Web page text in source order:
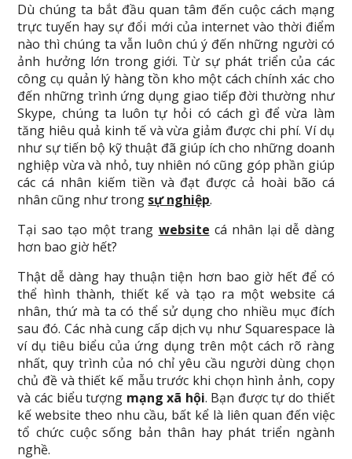
Dù chúng ta bắt đầu quan tâm đến cuộc cách mạng
trực tuyến hay sự đổi mới của internet vào thời điểm
nào thì chúng ta vẫn luôn chú ý đến những người có
ảnh hưởng lớn trong giới. Từ sự phát triển của các
công cụ quản lý hàng tồn kho một cách chính xác cho
đến những trình ứng dụng giao tiếp đời thường như
Skype, chúng ta luôn tự hỏi có cách gì để vừa làm
tăng hiêu quả kinh tế và vừa giảm được chi phí. Ví dụ
như sự tiến bộ kỹ thuật đã giúp ích cho những doanh
nghiệp vừa và nhỏ, tuy nhiên nó cũng góp phần giúp
các cá nhân kiếm tiền và đạt được cả hoài bão cá
nhân cũng như trong sự nghiệp.
Tại sao tạo một trang website cá nhân lại dễ dàng
hơn bao giờ hết?
Thật dễ dàng hay thuận tiện hơn bao giờ hết để có
thể hình thành, thiết kế và tạo ra một website cá
nhân, thứ mà ta có thể sử dụng cho nhiều mục đích
sau đó. Các nhà cung cấp dịch vụ như Squarespace là
ví dụ tiêu biểu của ứng dụng trên một cách rõ ràng
nhất, quy trình của nó chỉ yêu cầu người dùng chọn
chủ đề và thiết kế mẫu trước khi chọn hình ảnh, copy
và các biểu tượng mạng xã hội. Bạn được tự do thiết
kế website theo nhu cầu, bất kể là liên quan đến việc
tổ chức cuộc sống bản thân hay phát triển ngành
nghề.